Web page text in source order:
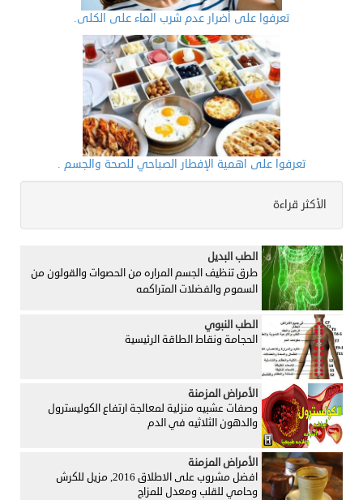
تعرفوا على أضرار عدم شرب الماء على الكلى.
تعرفوا على اهمية الإفطار الصباحي للصحة والجسم .
الأكثر قراءة
الطب البديل
طرق تنظيف الجسم المراره من الحصوات والقولون من
السموم والفضلات المتراكمه
الطب النبوي
الحجامة ونقاط الطاقة الرئيسية
الأمراض المزمنة
وصفات عشبيه منزلية لمعالجة ارتفاع الكوليسترول
والدهون الثلاثيه في الدم
الأمراض المزمنة
افضل مشروب على الاطلاق 2016, مزيل للكرش
وحامي للقلب ومعدل للمزاج